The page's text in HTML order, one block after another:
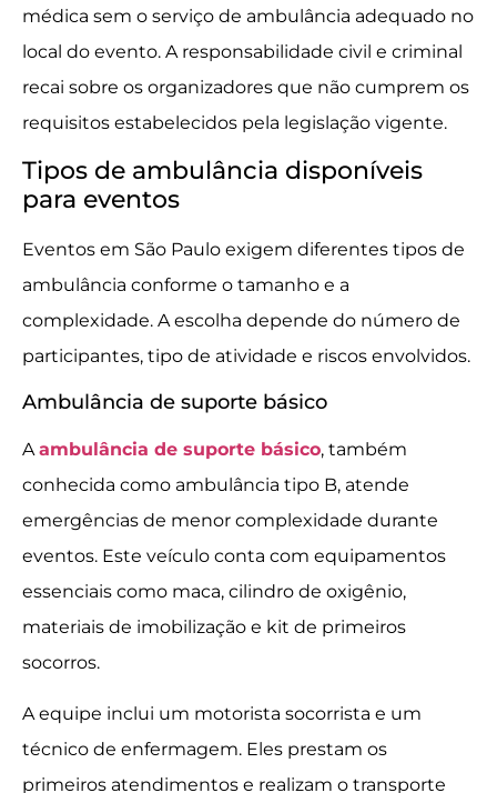
médica sem o serviço de ambulância adequado no
local do evento. A responsabilidade civil e criminal
recai sobre os organizadores que não cumprem os
requisitos estabelecidos pela legislação vigente.
Tipos de ambulância disponíveis
para eventos
Eventos em São Paulo exigem diferentes tipos de
ambulância conforme o tamanho e a
complexidade. A escolha depende do número de
participantes, tipo de atividade e riscos envolvidos.
Ambulância de suporte básico
A ambulância de suporte básico, também
conhecida como ambulância tipo B, atende
emergências de menor complexidade durante
eventos. Este veículo conta com equipamentos
essenciais como maca, cilindro de oxigênio,
materiais de imobilização e kit de primeiros
socorros.
A equipe inclui um motorista socorrista e um
técnico de enfermagem. Eles prestam os
primeiros atendimentos e realizam o transporte